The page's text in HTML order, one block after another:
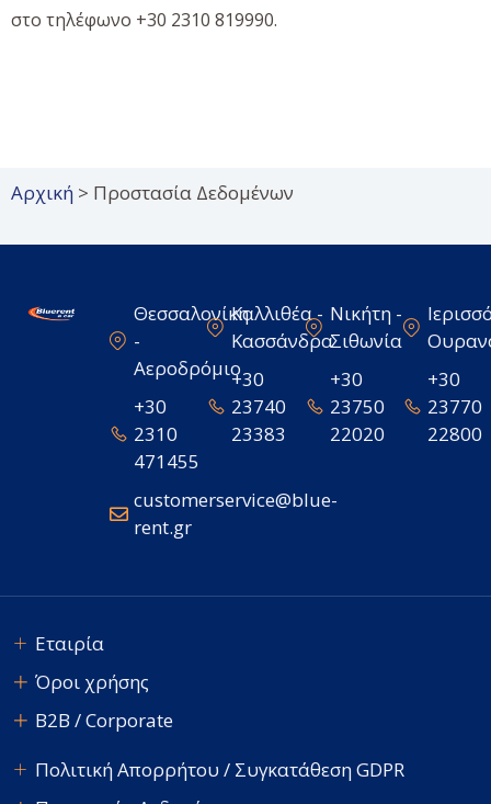
στο τηλέφωνο +30 2310 819990.
Αρχική > Προστασία Δεδομένων
Θεσσαλονίκη
-
Αεροδρόμιο
+30
2310
471455
customerservice@blue-
rent.gr
Καλλιθέα -
Κασσάνδρα
+30
23740
23383
Νικήτη -
Σιθωνία
+30
23750
22020
+30
23770
22800
Εταιρία
Όροι χρήσης
B2B / Corporate
Πολιτική Απορρήτου / Συγκατάθεση GDPR